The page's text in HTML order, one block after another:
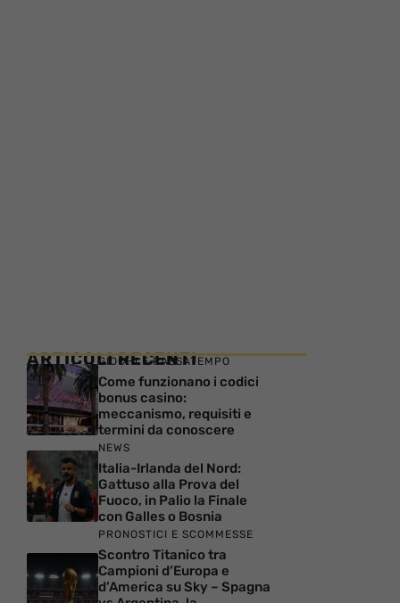
ARTICOLI RECENTI
GIOCHI E PASSATEMPO
Come funzionano i codici
bonus casino:
meccanismo, requisiti e
termini da conoscere
NEWS
Italia-Irlanda del Nord:
Gattuso alla Prova del
Fuoco, in Palio la Finale
con Galles o Bosnia
PRONOSTICI E SCOMMESSE
Scontro Titanico tra
Campioni d’Europa e
d’America su Sky – Spagna